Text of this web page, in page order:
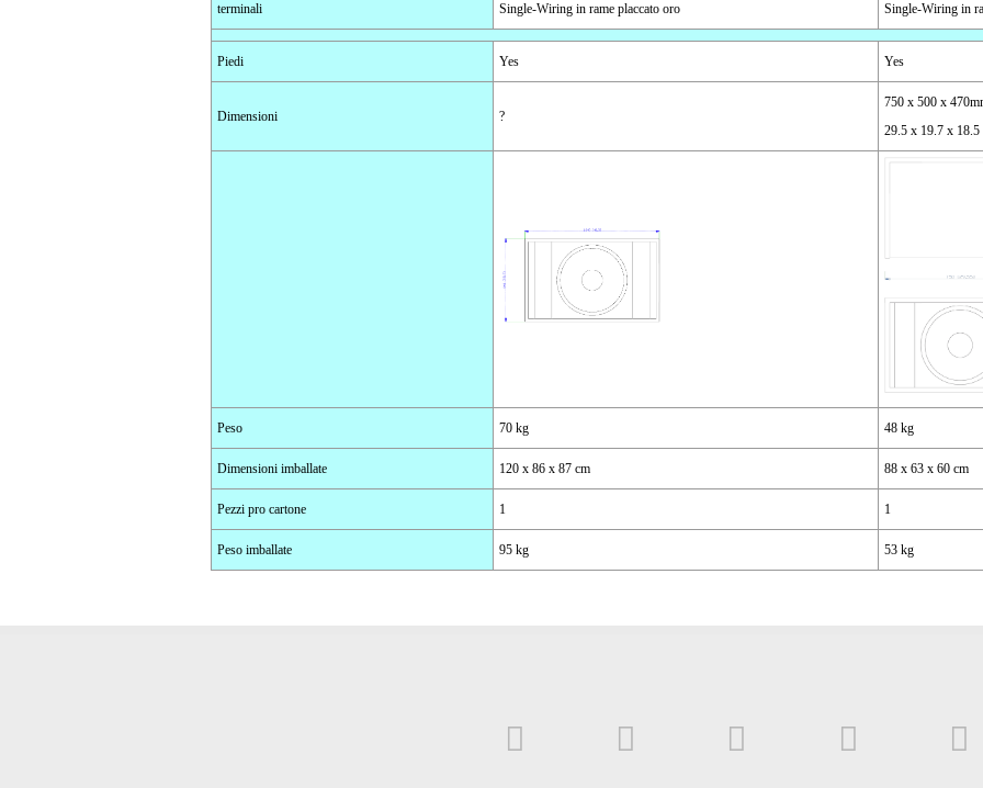
terminali Single-Wiring in rame placcato oro Single-Wiring in
Piedi Yes Yes
Dimensioni ?
750 x 500 x
29.5 x 19.7 x 18.5
Peso 70 kg 48 kg
Dimensioni imballate 120 x 86 x 87 cm 88 x 63 x 60 cm
Pezzi pro cartone 1 1
Peso imballate 95 kg 53 kg